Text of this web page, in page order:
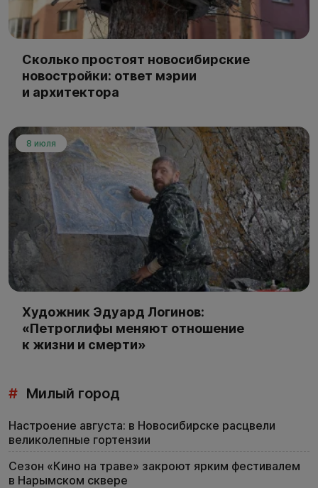
Сколько простоят новосибирские
новостройки: ответ мэрии
и архитектора
8 июля
Художник Эдуард Логинов:
«Петроглифы меняют отношение
к жизни и смерти»
# Милый город
Настроение августа: в Новосибирске расцвели
великолепные гортензии
Сезон «Кино на траве» закроют ярким фестивалем
в Нарымском сквере